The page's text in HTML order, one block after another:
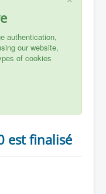
authentication,
our website,
of cookies
est finalisé